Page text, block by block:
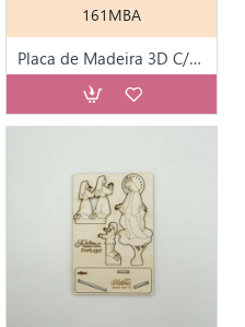
161MBA
Placa de Madeira 3D C/ Amor de Mãe